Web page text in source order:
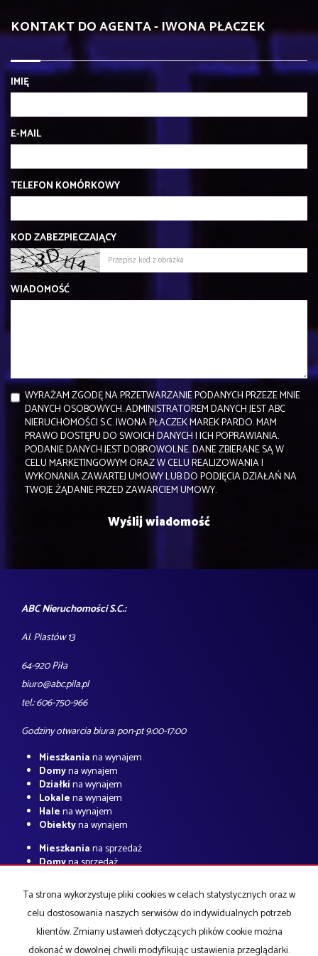
KONTAKT DO AGENTA - IWONA PŁACZEK
IMIĘ
E-MAIL
TELEFON KOMÓRKOWY
KOD ZABEZPIECZAJĄCY
WIADOMOŚĆ
WYRAŻAM ZGODĘ NA PRZETWARZANIE PODANYCH PRZEZE MNIE
DANYCH OSOBOWYCH. ADMINISTRATOREM DANYCH JEST ABC
NIERUCHOMOŚCI S.C. IWONA PŁACZEK MAREK PARDO. MAM
PRAWO DOSTĘPU DO SWOICH DANYCH I ICH POPRAWIANIA.
PODANIE DANYCH JEST DOBROWOLNE. DANE ZBIERANE SĄ W
CELU MARKETINGOWYM ORAZ W CELU REALIZOWANIA I
WYKONANIA ZAWARTEJ UMOWY LUB DO PODJĘCIA DZIAŁAŃ NA
TWOJE ŻĄDANIE PRZED ZAWARCIEM UMOWY.
ABC Nieruchomości S.C.:
Al. Piastów 13
64-920 Piła
biuro@abc.pila.pl
tel.: 606-750-966
Godziny otwarcia biura: pon-pt 9:00-17:00
Mieszkaniana wynajem
Domyna wynajem
Działkina wynajem
Lokalena wynajem
Halena wynajem
Obiektyna wynajem
Mieszkaniana sprzedaż
Domyna sprzedaż
Lokalena sprzedaż
Halena sprzedaż
Obiektyna sprzedaż
Strona główna O firmie notatnik Kup Sprzedaj Kredyty Kontakt
Ta strona wykorzystuje pliki cookies w celach statystycznych oraz w
celu dostosowania naszych serwisów do indywidualnych potrzeb
klientów. Zmiany ustawień dotyczących plików cookie można
dokonać w dowolnej chwili modyfikując ustawienia przeglądarki.